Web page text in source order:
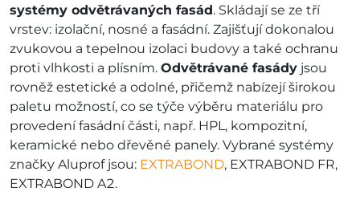
systémy odvětrávaných fasád. Skládají se ze tří
vrstev: izolační, nosné a fasádní. Zajišťují dokonalou
zvukovou a tepelnou izolaci budovy a také ochranu
proti vlhkosti a plísním. Odvětrávané fasády jsou
rovněž estetické a odolné, přičemž nabízejí širokou
paletu možností, co se týče výběru materiálu pro
provedení fasádní části, např. HPL, kompozitní,
keramické nebo dřevěné panely. Vybrané systémy
značky Aluprof jsou: EXTRABOND, EXTRABOND FR,
EXTRABOND A2.